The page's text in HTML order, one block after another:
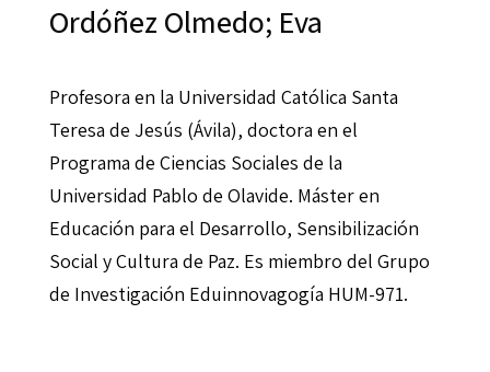
Ordóñez Olmedo; Eva
Profesora en la Universidad Católica Santa
Teresa de Jesús (Ávila), doctora en el
Programa de Ciencias Sociales de la
Universidad Pablo de Olavide. Máster en
Educación para el Desarrollo, Sensibilización
Social y Cultura de Paz. Es miembro del Grupo
de Investigación Eduinnovagogía HUM-971.